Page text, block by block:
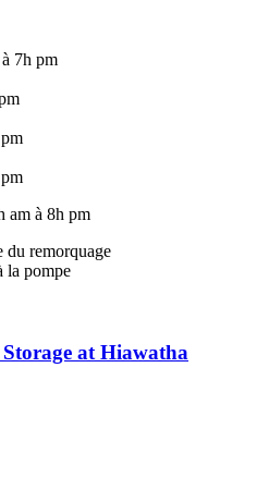
7h pm
am à 8h pm
du remorquage
la pompe
at Hiawatha